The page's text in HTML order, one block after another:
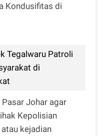
Kondusifitas di
Tegalwaru Patroli
di
Johar agar
Kepolisian
kejadian